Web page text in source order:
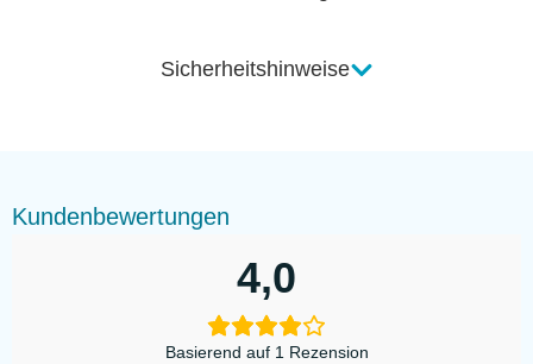
Sicherheitshinweise
Kundenbewertungen
4,0
Basierend auf 1 Rezension